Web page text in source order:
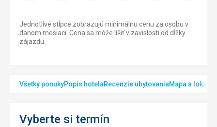
Jednotlivé stĺpce zobrazujú minimálnu cenu za osobu v
danom mesiaci. Cena sa môže líšiť v zavislosti od dĺžky
zájazdu.
Všetky ponukyPopis hotelaRecenzie ubytovaniaMapa a lokalita
Vyberte si termín